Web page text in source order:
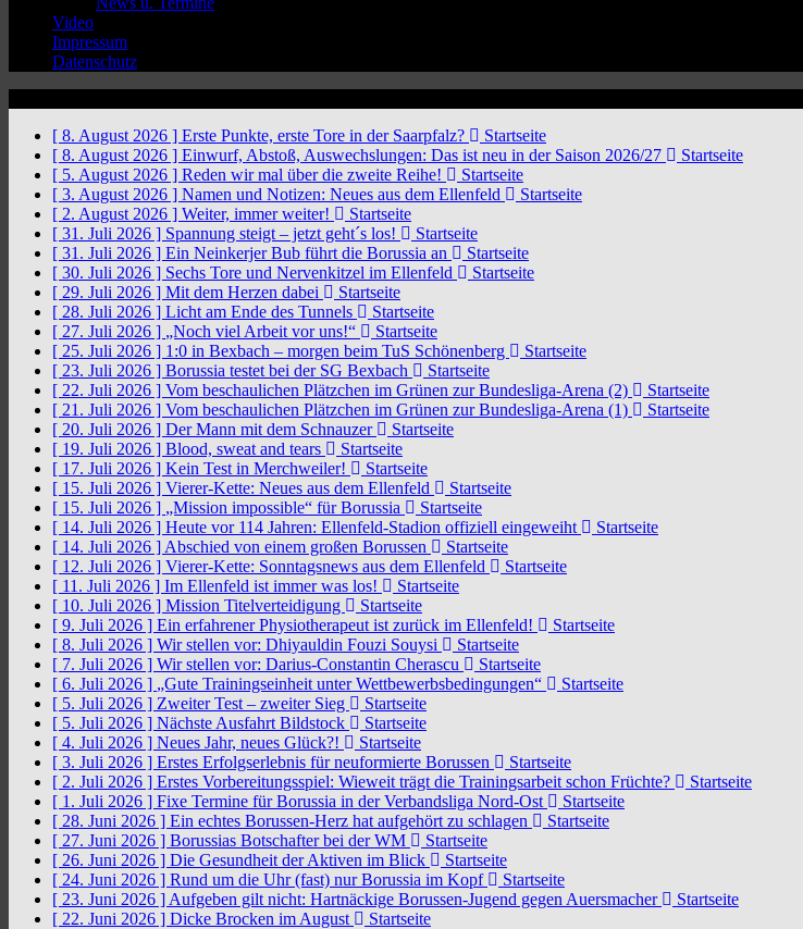
Video
Impressum
Datenschutz
[ 8. August 2026 ] Erste Punkte, erste Tore in der Saarpfalz?
Startseite
[ 8. August 2026 ] Einwurf, Abstoß, Auswechslungen: Das ist neu in der Saison 2026/27
Startseite
[ 5. August 2026 ] Reden wir mal über die zweite Reihe!
Startseite
[ 3. August 2026 ] Namen und Notizen: Neues aus dem Ellenfeld
Startseite
[ 2. August 2026 ] Weiter, immer weiter!
Startseite
[ 31. Juli 2026 ] Spannung steigt – jetzt geht´s los!
Startseite
[ 31. Juli 2026 ] Ein Neinkerjer Bub führt die Borussia an
Startseite
[ 30. Juli 2026 ] Sechs Tore und Nervenkitzel im Ellenfeld
Startseite
[ 29. Juli 2026 ] Mit dem Herzen dabei
Startseite
[ 28. Juli 2026 ] Licht am Ende des Tunnels
Startseite
[ 27. Juli 2026 ] „Noch viel Arbeit vor uns!“
Startseite
[ 25. Juli 2026 ] 1:0 in Bexbach – morgen beim TuS Schönenberg
Startseite
[ 23. Juli 2026 ] Borussia testet bei der SG Bexbach
Startseite
[ 22. Juli 2026 ] Vom beschaulichen Plätzchen im Grünen zur Bundesliga-Arena (2)
Startseite
[ 21. Juli 2026 ] Vom beschaulichen Plätzchen im Grünen zur Bundesliga-Arena (1)
Startseite
[ 20. Juli 2026 ] Der Mann mit dem Schnauzer
Startseite
[ 19. Juli 2026 ] Blood, sweat and tears
Startseite
[ 17. Juli 2026 ] Kein Test in Merchweiler!
Startseite
[ 15. Juli 2026 ] Vierer-Kette: Neues aus dem Ellenfeld
Startseite
[ 15. Juli 2026 ] „Mission impossible“ für Borussia
Startseite
[ 14. Juli 2026 ] Heute vor 114 Jahren: Ellenfeld-Stadion offiziell eingeweiht
Startseite
[ 14. Juli 2026 ] Abschied von einem großen Borussen
Startseite
[ 12. Juli 2026 ] Vierer-Kette: Sonntagsnews aus dem Ellenfeld
Startseite
[ 11. Juli 2026 ] Im Ellenfeld ist immer was los!
Startseite
[ 10. Juli 2026 ] Mission Titelverteidigung
Startseite
[ 9. Juli 2026 ] Ein erfahrener Physiotherapeut ist zurück im Ellenfeld!
Startseite
[ 8. Juli 2026 ] Wir stellen vor: Dhiyauldin Fouzi Souysi
Startseite
[ 7. Juli 2026 ] Wir stellen vor: Darius-Constantin Cherascu
Startseite
[ 6. Juli 2026 ] „Gute Trainingseinheit unter Wettbewerbsbedingungen“
Startseite
[ 5. Juli 2026 ] Zweiter Test – zweiter Sieg
Startseite
[ 5. Juli 2026 ] Nächste Ausfahrt Bildstock
Startseite
[ 4. Juli 2026 ] Neues Jahr, neues Glück?!
Startseite
[ 3. Juli 2026 ] Erstes Erfolgserlebnis für neuformierte Borussen
Startseite
[ 2. Juli 2026 ] Erstes Vorbereitungsspiel: Wieweit trägt die Trainingsarbeit schon Früchte?
Startseite
[ 1. Juli 2026 ] Fixe Termine für Borussia in der Verbandsliga Nord-Ost
Startseite
[ 28. Juni 2026 ] Ein echtes Borussen-Herz hat aufgehört zu schlagen
Startseite
[ 27. Juni 2026 ] Borussias Botschafter bei der WM
Startseite
[ 26. Juni 2026 ] Die Gesundheit der Aktiven im Blick
Startseite
[ 24. Juni 2026 ] Rund um die Uhr (fast) nur Borussia im Kopf
Startseite
[ 23. Juni 2026 ] Aufgeben gilt nicht: Hartnäckige Borussen-Jugend gegen Auersmacher
Startseite
[ 22. Juni 2026 ] Dicke Brocken im August
Startseite